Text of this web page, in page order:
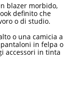
blazer morbido,
definito che
o di studio.
o una camicia a
in felpa o
accessori in tinta